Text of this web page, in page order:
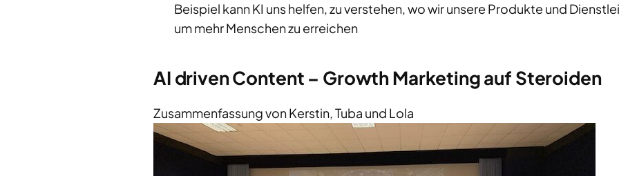
Beispiel kann KI uns helfen, zu verstehen, wo wir unsere Produkte und
um mehr Menschen zu erreichen
AI driven Content – Growth Marketing auf Steroiden
Zusammenfassung von Kerstin, Tuba und Lola